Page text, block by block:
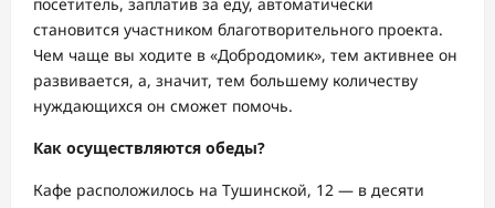
становится участником благотворительного проекта.
Чем чаще вы ходите в «Добродомик», тем активнее он
развивается, а, значит, тем большему количеству
нуждающихся он сможет помочь.
Как осуществляются обеды?
Кафе расположилось на Тушинской, 12 — в десяти